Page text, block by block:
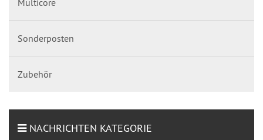
Sonderposten
Zubehör
NACHRICHTEN KATEGORIE